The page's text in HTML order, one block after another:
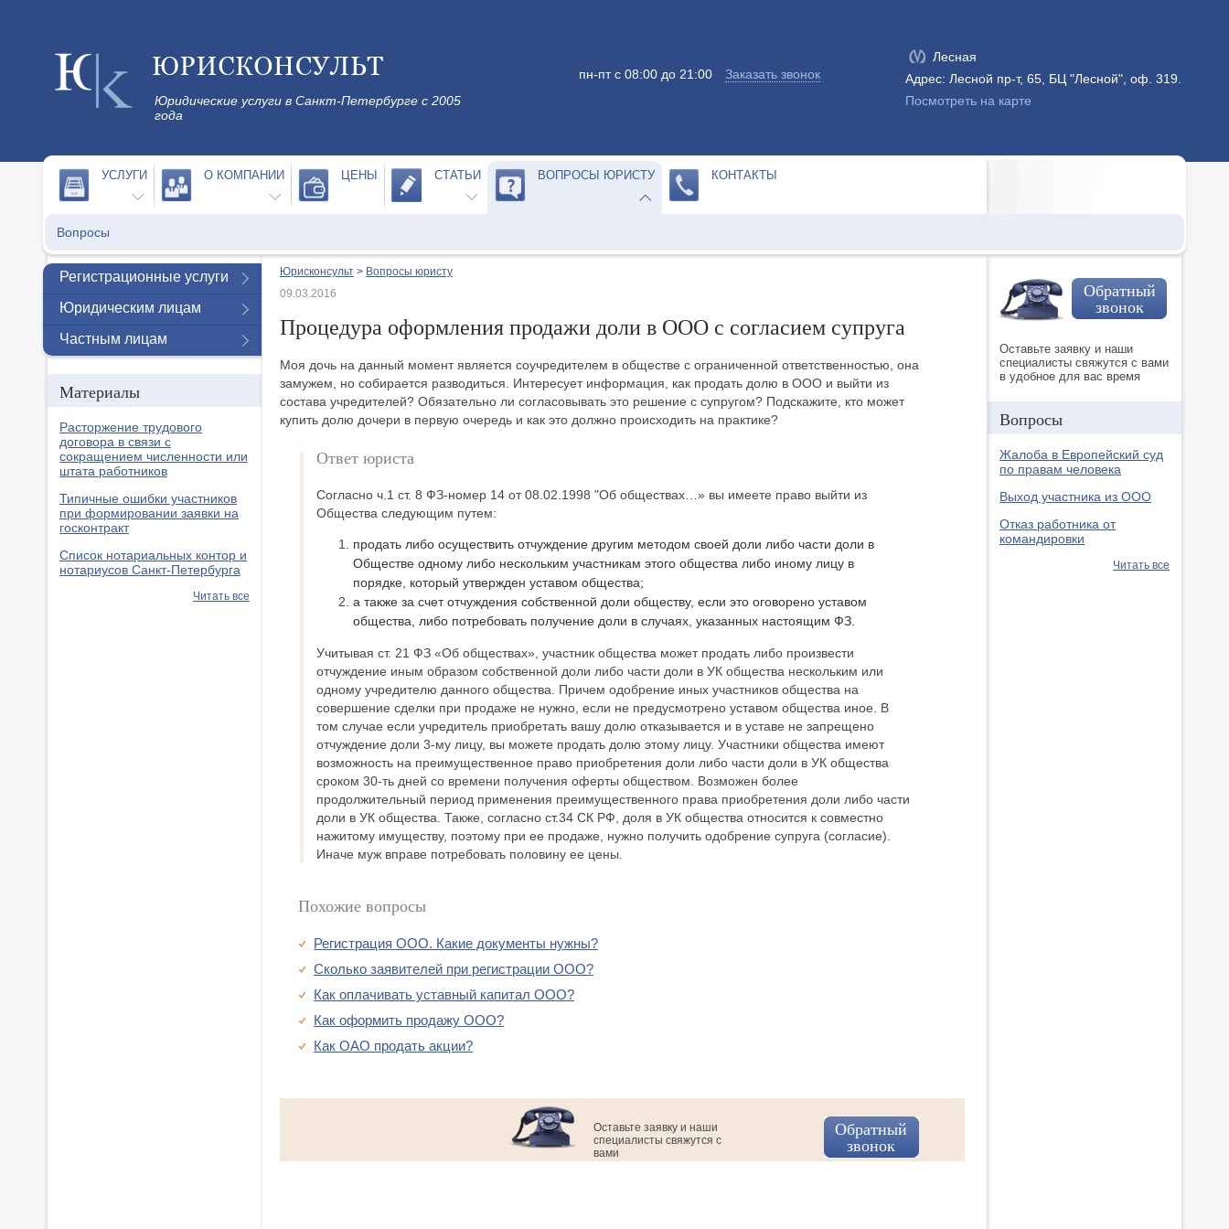
Юридические услуги в Санкт-Петербурге с 2005
года
пн-пт с 08:00 до 21:00 Заказать звонок
Лесная
Адрес: Лесной пр-т, 65, БЦ "Лесной", оф. 319.
Посмотреть на карте
УСЛУГИ О КОМПАНИИ ЦЕНЫ СТАТЬИ ВОПРОСЫ ЮРИСТУ КОНТАКТЫ
Вопросы
Юрисконсульт > Вопросы юристу
09.03.2016
Процедура оформления продажи доли в ООО с согласием супруга
Моя дочь на данный момент является соучредителем в обществе с ограниченной ответственностью, она
замужем, но собирается разводиться. Интересует информация, как продать долю в ООО и выйти из
состава учредителей? Обязательно ли согласовывать это решение с супругом? Подскажите, кто может
купить долю дочери в первую очередь и как это должно происходить на практике?
Ответ юриста
Согласно ч.1 ст. 8 ФЗ-номер 14 от 08.02.1998 "Об обществах…» вы имеете право выйти из
Общества следующим путем:
продать либо осуществить отчуждение другим методом своей доли либо части доли в
Обществе одному либо нескольким участникам этого общества либо иному лицу в
порядке, который утвержден уставом общества;
а также за счет отчуждения собственной доли обществу, если это оговорено уставом
общества, либо потребовать получение доли в случаях, указанных настоящим ФЗ.
Учитывая ст. 21 ФЗ «Об обществах», участник общества может продать либо произвести
отчуждение иным образом собственной доли либо части доли в УК общества нескольким или
одному учредителю данного общества. Причем одобрение иных участников общества на
совершение сделки при продаже не нужно, если не предусмотрено уставом общества иное. В
том случае если учредитель приобретать вашу долю отказывается и в уставе не запрещено
отчуждение доли 3-му лицу, вы можете продать долю этому лицу. Участники общества имеют
возможность на преимущественное право приобретения доли либо части доли в УК общества
сроком 30-ть дней со времени получения оферты обществом. Возможен более
продолжительный период применения преимущественного права приобретения доли либо части
доли в УК общества. Также, согласно ст.34 СК РФ, доля в УК общества относится к совместно
нажитому имуществу, поэтому при ее продаже, нужно получить одобрение супруга (согласие).
Иначе муж вправе потребовать половину ее цены.
Похожие вопросы
Регистрация ООО. Какие документы нужны?
Сколько заявителей при регистрации ООО?
Как оплачивать уставный капитал ООО?
Как оформить продажу ООО?
Как ОАО продать акции?
Оставьте заявку и наши
специалисты свяжутся с
вами
Обратный
звонок
Регистрационные услуги
Юридическим лицам
Частным лицам
Материалы
Расторжение трудового
договора в связи с
сокращением численности или
штата работников
Типичные ошибки участников
при формировании заявки на
госконтракт
Список нотариальных контор и
нотариусов Санкт-Петербурга
Читать все
Обратный
звонок
Оставьте заявку и наши
специалисты свяжутся с вами
в удобное для вас время
Вопросы
Жалоба в Европейский суд
по правам человека
Выход участника из ООО
Отказ работника от
командировки
Читать все